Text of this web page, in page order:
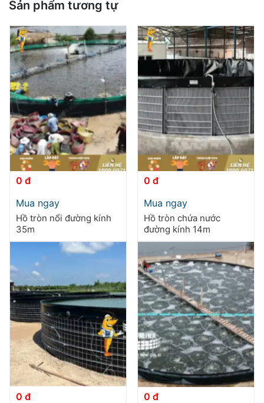
Sản phẩm tương tự
0 đ
Mua ngay
Hồ tròn nổi đường kính
35m
0 đ
Mua ngayphẩm
này
có
nhiều
biến
thể.
Các
tùy
chọn
có
thể
được
chọn
trên
trang
Hồ tròn chứa nước
đường kính 14m
0 đ
0 đ